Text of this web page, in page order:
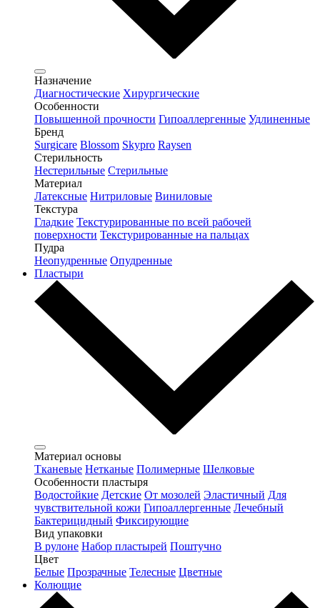
Назначение
Диагностические Хирургические
Особенности
Повышенной прочности Гипоаллергенные Удлиненные
Бренд
Surgicare Blossom Skypro Raysen
Стерильность
Нестерильные Стерильные
Материал
Латексные Нитриловые Виниловые
Текстура
Гладкие Текстурированные по всей рабочей
поверхности Текстурированные на пальцах
Пудра
Неопудренные Опудренные
Пластыри
Материал основы
Тканевые Нетканые Полимерные Шелковые
Особенности пластыря
Водостойкие Детские От мозолей Эластичный Для
чувствительной кожи Гипоаллергенные Лечебный
Бактерицидный Фиксирующие
Вид упаковки
В рулоне Набор пластырей Поштучно
Цвет
Белые Прозрачные Телесные Цветные
Колющие